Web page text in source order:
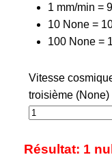
1 mm/min =
10 None =
100 None =
Vitesse
troisième (None)
Résultat: 1